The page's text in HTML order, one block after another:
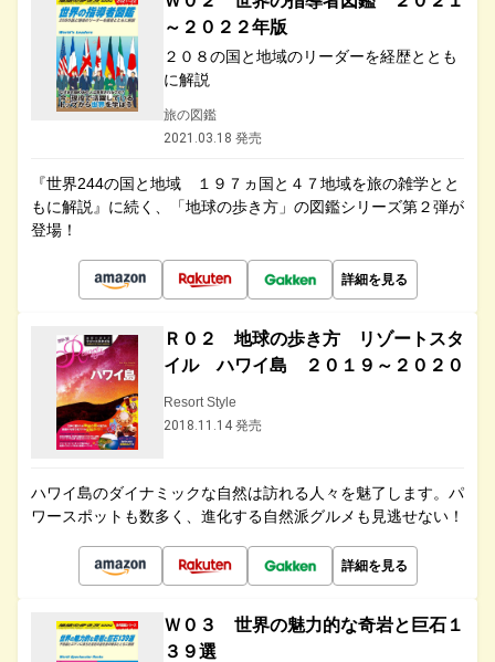
～２０２２年版
２０８の国と地域のリーダーを経歴ととも
に解説
旅の図鑑
2021.03.18 発売
『世界244の国と地域 １９７ヵ国と４７地域を旅の雑学とと
もに解説』に続く、「地球の歩き方」の図鑑シリーズ第２弾が
登場！
詳細を見る
Ｒ０２ 地球の歩き方 リゾートスタ
イル ハワイ島 ２０１９～２０２０
Resort Style
2018.11.14 発売
ハワイ島のダイナミックな自然は訪れる人々を魅了します。パ
ワースポットも数多く、進化する自然派グルメも見逃せない！
詳細を見る
Ｗ０３ 世界の魅力的な奇岩と巨石１
３９選